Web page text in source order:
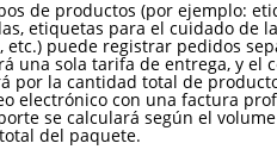
de productos (por ejemplo:
etiquetas para el cuidado de
etc.) puede registrar pedidos
una sola tarifa de entrega, y el
por la cantidad total de
electrónico con una factura
se calculará según el
total del paquete.